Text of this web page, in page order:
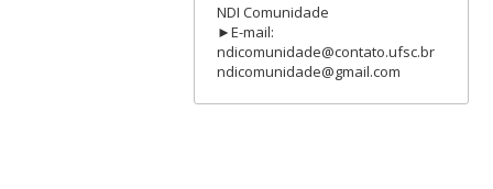
NDI Comunidade
►E-mail:
ndicomunidade@contato.ufsc.br
ndicomunidade@gmail.com